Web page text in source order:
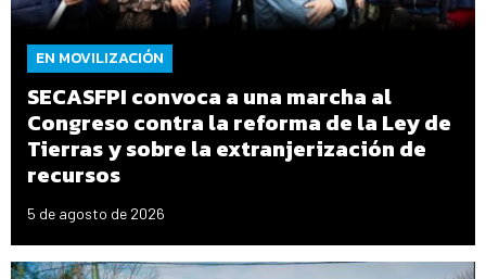
EN MOVILIZACIÓN
SECASFPI convoca a una marcha al
Congreso contra la reforma de la Ley de
Tierras y sobre la extranjerización de
recursos
5 de agosto de 2026